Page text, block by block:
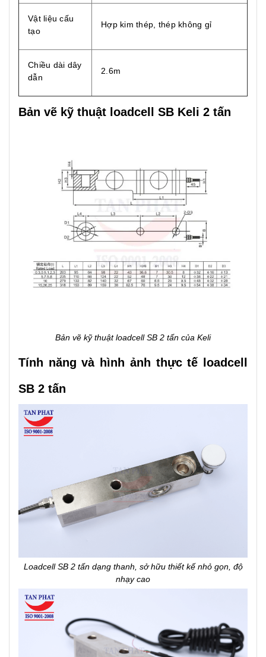
Vật liệu cấu
tạo
Hợp kim thép, thép không gỉ
Chiều dài dây
dẫn
2.6m
Bản vẽ kỹ thuật loadcell SB Keli 2 tấn
Bản vẽ kỹ thuật loadcell SB 2 tấn của Keli
Tính năng và hình ảnh thực tế loadcell
SB 2 tấn
Loadcell SB 2 tấn dạng thanh, sở hữu thiết kế nhỏ gọn, độ
nhạy cao